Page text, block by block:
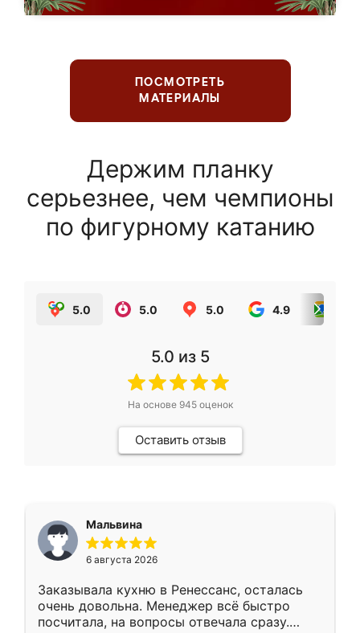
ПОСМОТРЕТЬ
МАТЕРИАЛЫ
Держим планку
серьезнее, чем чемпионы
по фигурному катанию
5.0 5.0 5.0 4.9
5.0 из 5
На основе 945оценок
Оставить отзыв
Мальвина
6 августа 2026
Заказывала кухню в Ренессанс, осталась
очень довольна. Менеджер всё быстро
посчитала, на вопросы отвечала сразу.